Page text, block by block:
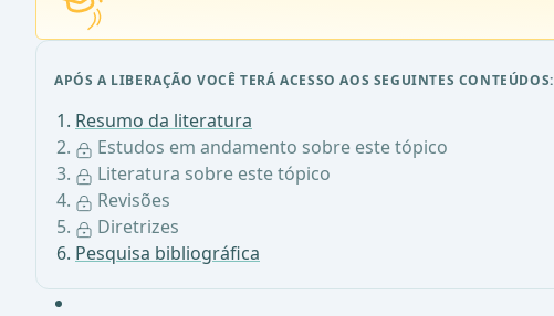
APÓS A LIBERAÇÃO VOCÊ TERÁ ACESSO AOS SEGUINTES CONTEÚDOS:
Resumo da literatura
Estudos em andamento sobre este tópico
Literatura sobre este tópico
Revisões
Diretrizes
Pesquisa bibliográfica